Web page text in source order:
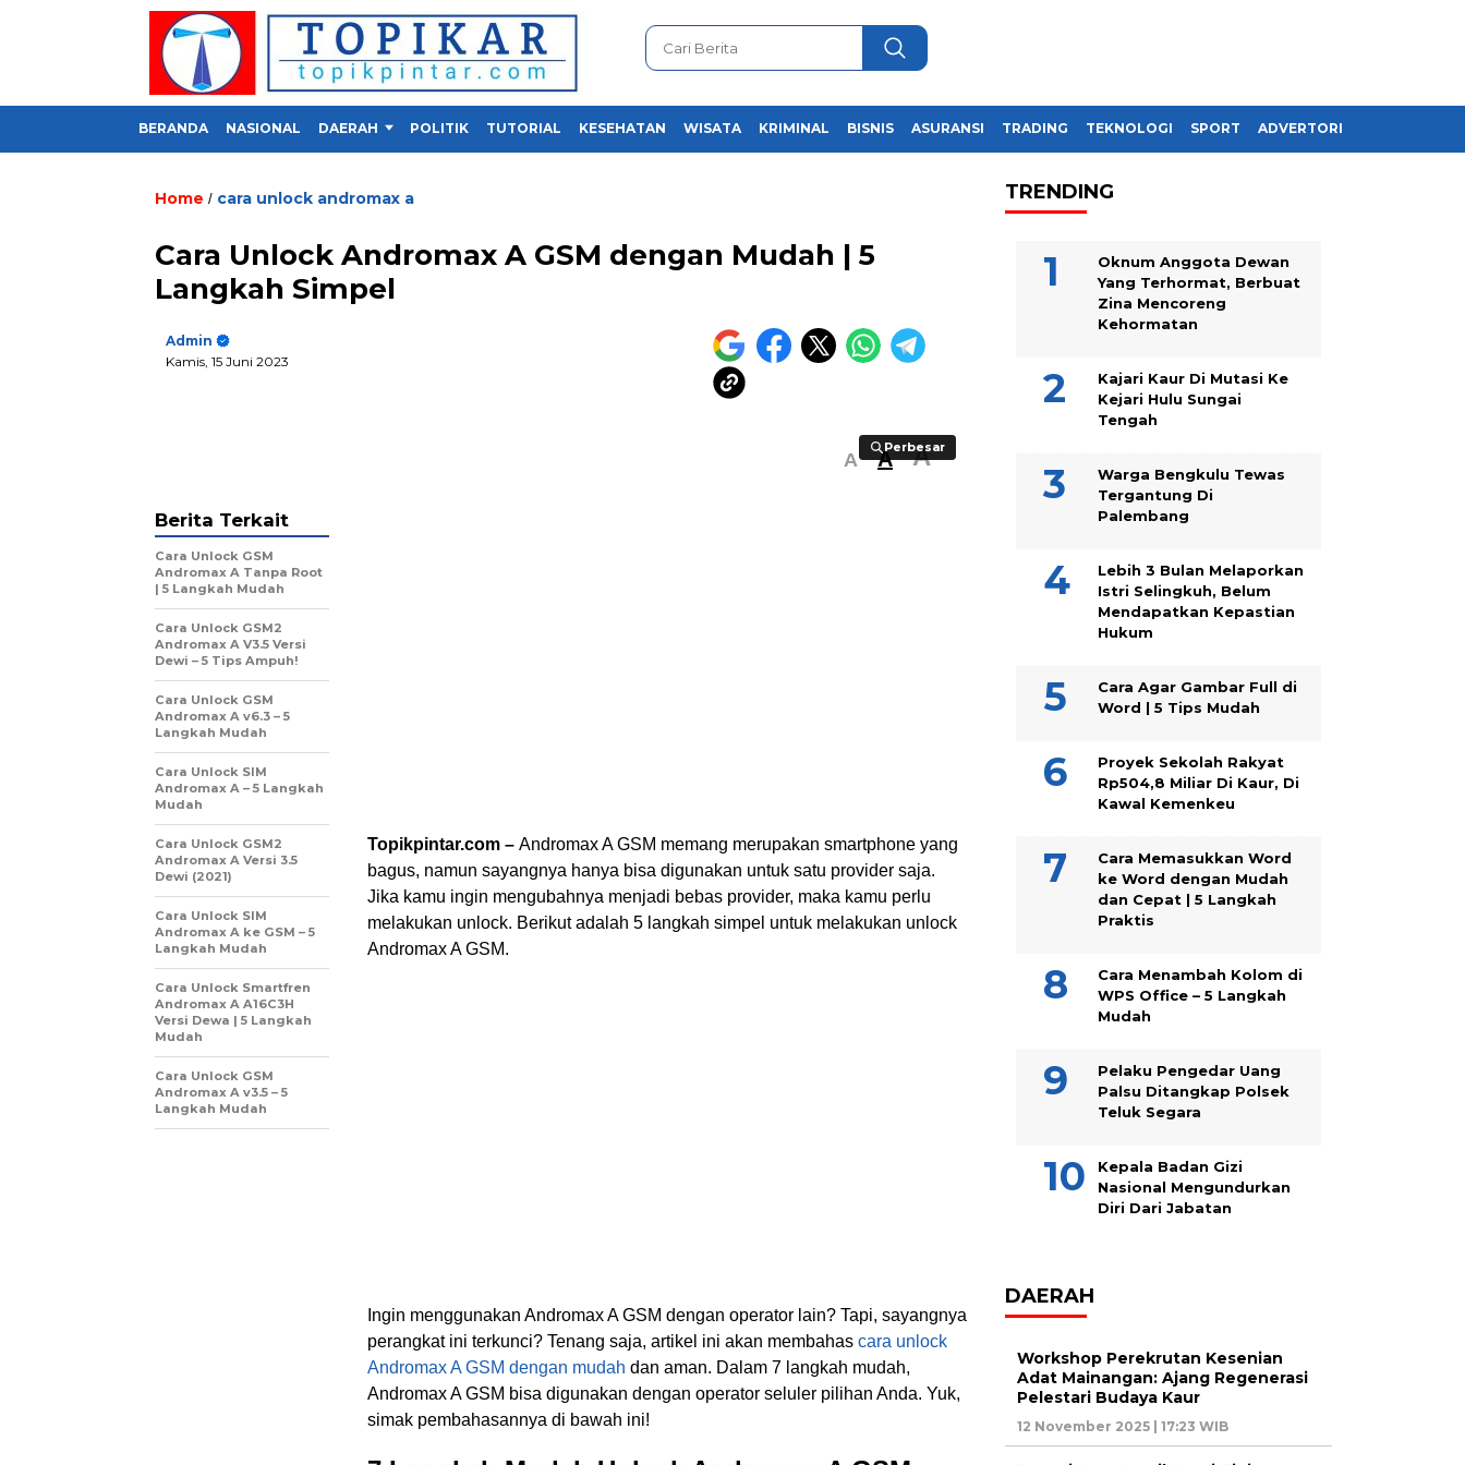
BERANDA NASIONAL DAERAH POLITIK TUTORIAL KESEHATAN WISATA KRIMINAL BISNIS ASURANSI TRADING TEKNOLOGI SPORT ADVERTORIAL
Home / cara unlock andromax a
Cara Unlock Andromax A GSM dengan Mudah | 5
Langkah Simpel
Admin
Kamis, 15 Juni 2023
Perbesar
Perbesar
A A A
Topikpintar.com – Andromax A GSM memang merupakan smartphone yang
bagus, namun sayangnya hanya bisa digunakan untuk satu provider saja.
Jika kamu ingin mengubahnya menjadi bebas provider, maka kamu perlu
melakukan unlock. Berikut adalah 5 langkah simpel untuk melakukan unlock
Andromax A GSM.
Ingin menggunakan Andromax A GSM dengan operator lain? Tapi, sayangnya
perangkat ini terkunci? Tenang saja, artikel ini akan membahas cara unlock
Andromax A GSM dengan mudah dan aman. Dalam 7 langkah mudah,
Andromax A GSM bisa digunakan dengan operator seluler pilihan Anda. Yuk,
simak pembahasannya di bawah ini!
Berita Terkait
Cara Unlock GSM
Andromax A Tanpa Root
| 5 Langkah Mudah
Cara Unlock GSM2
Andromax A V3.5 Versi
Dewi – 5 Tips Ampuh!
Cara Unlock GSM
Andromax A v6.3 – 5
Langkah Mudah
Cara Unlock SIM
Andromax A – 5 Langkah
Mudah
Cara Unlock GSM2
Andromax A Versi 3.5
Dewi (2021)
Cara Unlock SIM
Andromax A ke GSM – 5
Langkah Mudah
Cara Unlock Smartfren
Andromax A A16C3H
Versi Dewa | 5 Langkah
Mudah
Cara Unlock GSM
Andromax A v3.5 – 5
Langkah Mudah
TRENDING
Oknum Anggota Dewan
Yang Terhormat, Berbuat
Zina Mencoreng
Kehormatan
Kajari Kaur Di Mutasi Ke
Kejari Hulu Sungai
Tengah
Warga Bengkulu Tewas
Tergantung Di
Palembang
Lebih 3 Bulan Melaporkan
Istri Selingkuh, Belum
Mendapatkan Kepastian
Hukum
Cara Agar Gambar Full di
Word | 5 Tips Mudah
Proyek Sekolah Rakyat
Rp504,8 Miliar Di Kaur, Di
Kawal Kemenkeu
Cara Memasukkan Word
ke Word dengan Mudah
dan Cepat | 5 Langkah
Praktis
Cara Menambah Kolom di
WPS Office – 5 Langkah
Mudah
Pelaku Pengedar Uang
Palsu Ditangkap Polsek
Teluk Segara
Kepala Badan Gizi
Nasional Mengundurkan
Diri Dari Jabatan
DAERAH
Workshop Perekrutan Kesenian
Adat Mainangan: Ajang Regenerasi
Pelestari Budaya Kaur
12 November 2025 | 17:23 WIB